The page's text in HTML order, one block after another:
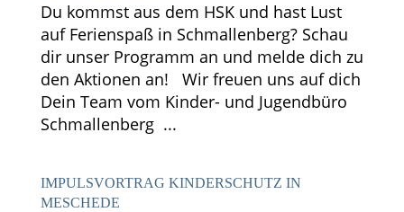
Du kommst aus dem HSK und hast Lust
auf Ferienspaß in Schmallenberg? Schau
dir unser Programm an und melde dich zu
den Aktionen an! Wir freuen uns auf dich
Dein Team vom Kinder- und Jugendbüro
Schmallenberg ...
IMPULSVORTRAG KINDERSCHUTZ IN
MESCHEDE